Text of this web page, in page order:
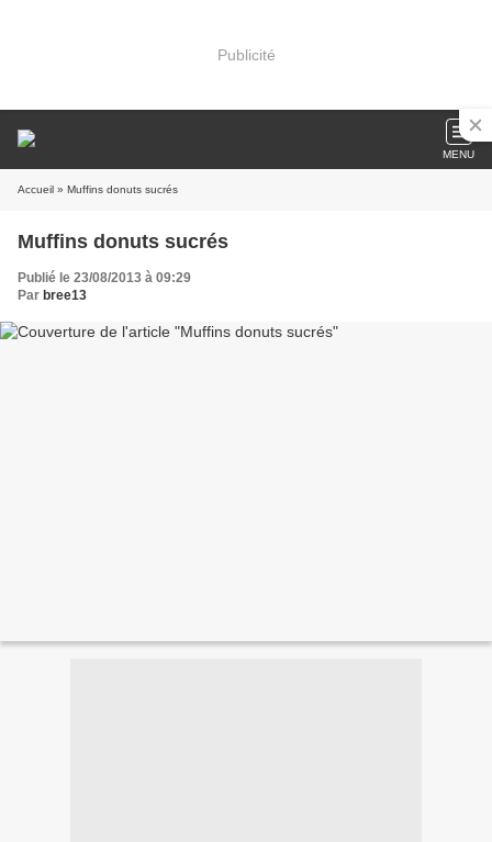
Publicité
MENU
Accueil » Muffins donuts sucrés
Muffins donuts sucrés
Publié le 23/08/2013 à 09:29
Par bree13